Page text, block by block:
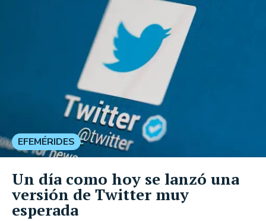
EFEMÉRIDES
Un día como hoy se lanzó una
versión de Twitter muy
esperada